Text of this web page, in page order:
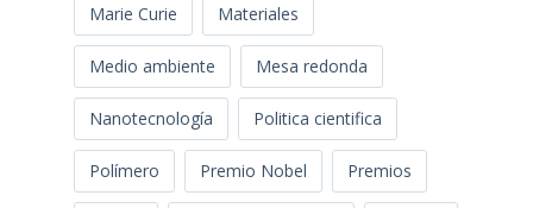
Marie Curie Materiales
Medio ambiente Mesa redonda
Nanotecnología Politica cientifica
Polímero Premio Nobel Premios